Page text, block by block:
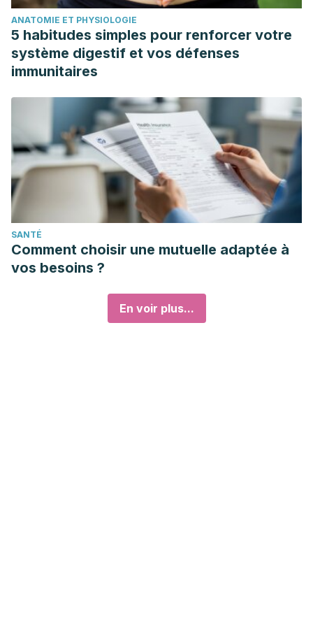
ANATOMIE ET PHYSIOLOGIE
5 habitudes simples pour renforcer votre
système digestif et vos défenses
immunitaires
SANTÉ
Comment choisir une mutuelle adaptée à
vos besoins ?
En voir plus...